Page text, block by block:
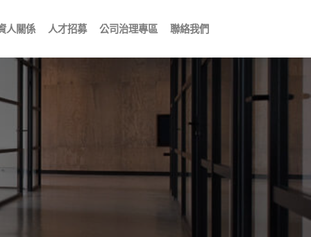
人關係 人才招募 公司治理專區 聯絡我們